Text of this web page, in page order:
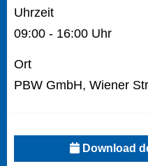
Uhrzeit
09:00 - 16:00 Uhr
Ort
PBW GmbH, Wiener
Download